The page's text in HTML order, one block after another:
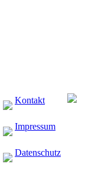
Kontakt
Impressum
Datenschutz